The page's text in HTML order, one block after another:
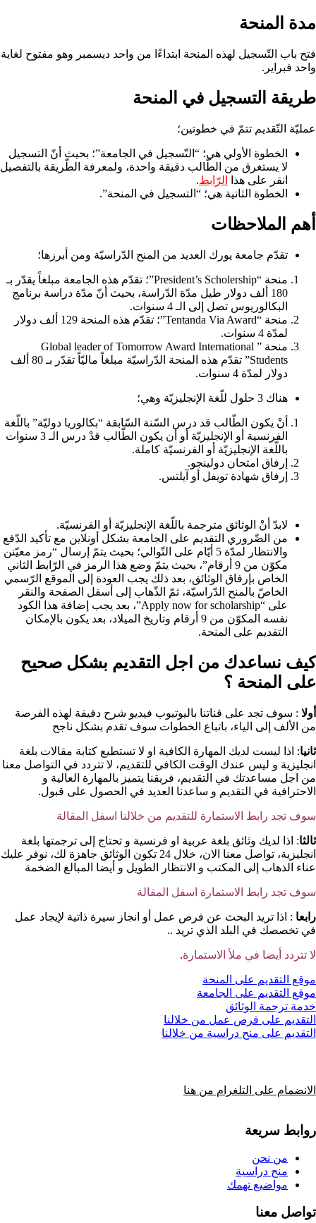
مدة المنحة
فتح باب التّسجيل لهذه المنحة ابتداءًا من واحد ديسمبر وهو مفتوح لغاية
واحد فبراير.
طريقة التسجيل في المنحة
عمليّة التّقديم تتمّ في خطوتين؛
الخطوة الأولي هي؛ “التّسجيل في الجامعة”؛ بحيث أنّ التسجيل
لا يستغرق من الطّالب دقيقة واحدة، ولمعرفة الطّريقة بالتفصيل
انقر على هذا
الرّابط.
الخطوة الثانية هي؛ “التسجيل في المنحة”.
أهم الملاحظات
تقدّم جامعة يورك العديد من المنح الدّراسيّة ومن أبرزها؛
منحة “President’s Scholership”؛ تقدّم هذه الجامعة مبلغاً يقدّر بـ
180 ألف دولار طيل مدّة الدّراسة، بحيث أنّ مدّة دراسة برنامج
البكالوريوس تصل إلى الـ 4 سنوات.
منحة “Tentanda Via Award”؛ تقدّم هذه المنحة 129 ألف دولار
لمدّة 4 سنوات.
منحة ” Global leader of Tomorrow Award International
Students” تقدّم هذه المنحة الدّراسيّة مبلغاً ماليّاً تقدّر بـ 80 ألف
دولار لمدّة 4 سنوات.
هناك 3 حلول للّغة الإنجليزيّة وهي؛
أنْ يكون الطّالب قد درس السّنة السّابقة “بكالوريا دوليّة” باللّغة
الفرنسية أو الإنجليزيّة أو أن يكون الطّالب قدْ درس الـ 3 سنوات
باللّغة الإنجليزيّة أو الفرنسيّة كاملة.
إرفاق امتحان دولينجو.
إرفاق شهادة تويفل أو آيلتس.
لابدّ أنْ الوثائق مترجمة باللّغة الإنجليزيّة أو الفرنسيّة.
من الضّروري التقديم على الجامعة بشكل أونلاين مع تأكيد الدّفع
والانتظار لمدّة 5 أيّام على التّوالي؛ بحيث يتمّ إرسال “رمز معيّنن
مكوّن من 9 أرقام”، بحيث يتمّ وضع هذا الرمز في الرّابط الثاني
الخاص بإرفاق الوثائق، بعد ذلك يجب العودة إلى الموقع الرّسمي
الخاصّ بالمنح الدّراسيّة، ثمّ الذّهاب إلى أسفل الصفحة والنقر
على “Apply now for scholarship”، بعد يجب إضافة هذا الكود
نفسه المكوّن من 9 أرقام وتاريخ الميلاد، بعد يكون بالإمكان
التقديم على المنحة.
كيف نساعدك من اجل التقديم بشكل صحيح
على المنحة ؟​
أولا : سوف تجد على قناتنا باليوتيوب فيديو شرح دقيقة لهذه الفرصة
من الألف إلى الياء، باتباع الخطوات سوف تقدم بشكل ناجح
ثانيا: اذا ليست لديك المهارة الكافية او لا تستطيع كتابة مقالات بلغة
انجليزية و ليس عندك الوقت الكافي للتقديم، لا تتردد في التواصل معنا
من اجل مساعدتك في التقديم، فريقنا يتميز بالمهارة العالية و
الاحترافية في التقديم و ساعدنا العديد في الحصول على قبول.
سوف تجد رابط الاستمارة للتقديم من خلالنا اسفل المقالة
ثالثا: اذا لديك وثائق بلغة عربية او فرنسية و تحتاج إلى ترجمتها بلغة
انجليزية، تواصل معنا الان، خلال 24 تكون الوثائق جاهزة لك، نوفر عليك
عناء الذهاب إلى المكتب و الانتظار الطويل و أيضا المبالغ الضخمة
سوف تجد رابط الاستمارة اسفل المقالة
رابعا : اذا تريد البحث عن فرص عمل أو انجاز سيرة ذاتية لإيجاد عمل
في تخصصك في البلد الذي تريد ..
لا تتردد أيضا في ملأ الاستمارة.
موقع التقديم على المنحة
موقع التقديم على الجامعة
خدمة ترجمة الوثائق
التقديم على فرص عمل من خلالنا
التقديم على منح دراسية من خلالنا
الانضمام على التلغرام من هنا
روابط سريعة
من نحن
منح دراسية
مواضيع تهمك
تواصل معنا